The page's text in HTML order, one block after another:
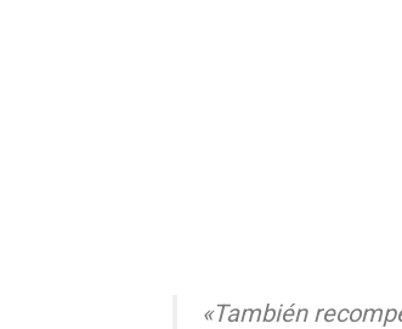
«También